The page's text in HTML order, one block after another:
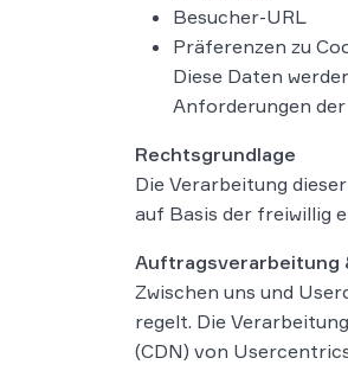
Besucher-URL
Präferenzen zu
Diese Daten
Anforderungen der
Rechtsgrundlage
Die Verarbeitung
auf Basis der freiwillig
Auftragsverarbeitung
Zwischen uns und
regelt. Die
(CDN) von